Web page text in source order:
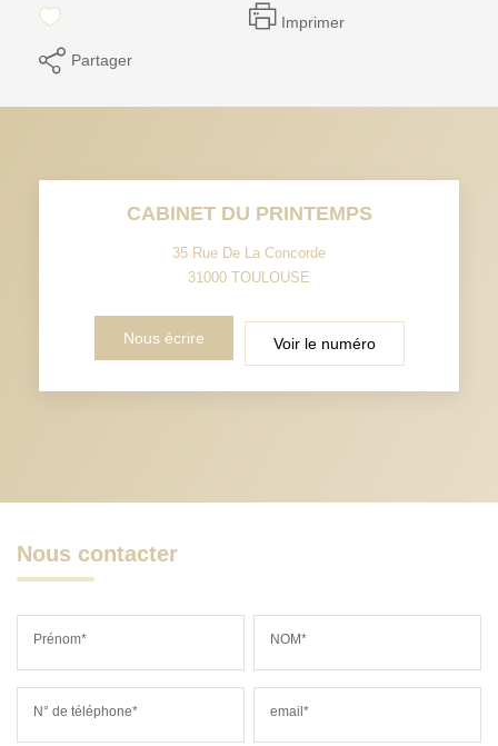
Imprimer
Partager
CABINET DU PRINTEMPS
35 Rue De La Concorde
31000 TOULOUSE
Nous écrire Voir le numéro
Nous contacter
Prénom* NOM*
N° de téléphone* email*